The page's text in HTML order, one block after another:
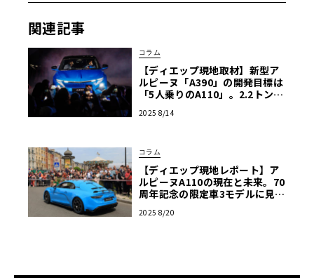
関連記事
コラム
【ディエップ現地取材】新型ア
ルピーヌ「A390」の開発目標は
「5人乗りのA110」。2.2トンの
入れたか
2025 8/14
コラム
【ディエップ現地レポート】ア
ルピーヌA110の現在と未来。70
周年記念の限定車3モデルに見
2025 8/20